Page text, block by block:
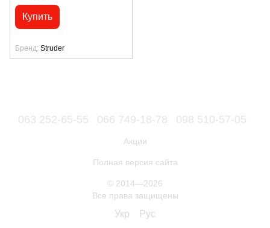
Купить
Бренд Struder
063 252-65-55 066 749-18-78 098 510-57-05
Акции
Полная версия сайта
© 2014—2026
Все права защищены
Укр Рус